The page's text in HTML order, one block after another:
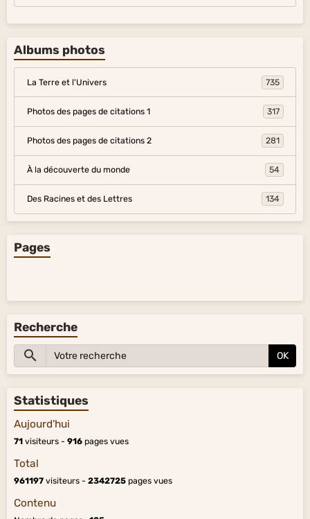
Albums photos
La Terre et l'Univers 735
Photos des pages de citations 1 317
Photos des pages de citations 2 281
À la découverte du monde 54
Des Racines et des Lettres 134
Pages
Recherche
OK
Statistiques
Aujourd'hui
71 visiteurs - 916 pages vues
Total
961197 visiteurs - 2342725 pages vues
Contenu